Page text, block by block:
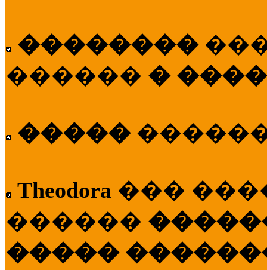
��������
������ �
�����
Theodora ���
������
�����